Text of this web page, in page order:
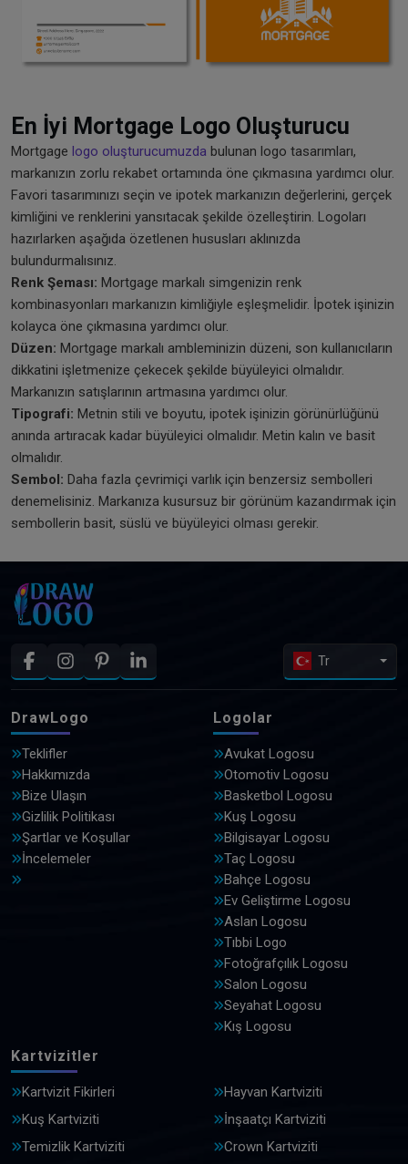
En İyi Mortgage Logo Oluşturucu
Mortgage logo oluşturucumuzda bulunan logo tasarımları,
markanızın zorlu rekabet ortamında öne çıkmasına yardımcı olur.
Favori tasarımınızı seçin ve ipotek markanızın değerlerini, gerçek
kimliğini ve renklerini yansıtacak şekilde özelleştirin. Logoları
hazırlarken aşağıda özetlenen hususları aklınızda
bulundurmalısınız.
Renk Şeması: Mortgage markalı simgenizin renk
kombinasyonları markanızın kimliğiyle eşleşmelidir. İpotek işinizin
kolayca öne çıkmasına yardımcı olur.
Düzen: Mortgage markalı ambleminizin düzeni, son kullanıcıların
dikkatini işletmenize çekecek şekilde büyüleyici olmalıdır.
Markanızın satışlarının artmasına yardımcı olur.
Tipografi: Metnin stili ve boyutu, ipotek işinizin görünürlüğünü
anında artıracak kadar büyüleyici olmalıdır. Metin kalın ve basit
olmalıdır.
Sembol: Daha fazla çevrimiçi varlık için benzersiz sembolleri
denemelisiniz. Markanıza kusursuz bir görünüm kazandırmak için
sembollerin basit, süslü ve büyüleyici olması gerekir.
Tr
DrawLogo
Teklifler
Hakkımızda
Bize Ulaşın
Gizlilik Politikası
Şartlar ve Koşullar
İncelemeler
Logolar
Avukat Logosu
Otomotiv Logosu
Basketbol Logosu
Kuş Logosu
Bilgisayar Logosu
Taç Logosu
Bahçe Logosu
Ev Geliştirme Logosu
Aslan Logosu
Tıbbi Logo
Fotoğrafçılık Logosu
Salon Logosu
Seyahat Logosu
Kış Logosu
Kartvizitler
Kartvizit Fikirleri
Hayvan Kartviziti
Kuş Kartviziti
İnşaatçı Kartviziti
Temizlik Kartviziti
Crown Kartviziti